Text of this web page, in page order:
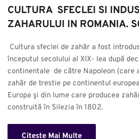
CULTURA  SFECLEI SI
ZAHARULUI IN ROMANIA.
începutul secolului al XIX- lea după
continentale  de către Napoleon (care
zahăr de trestie pe continentul
Europa şi din lume care producea
construită în Silezia în 1802.
Citeste Mai Multe